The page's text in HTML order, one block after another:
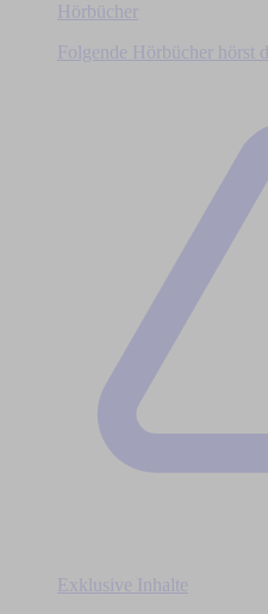
Hörbücher
Folgende Hörbücher hörst
Exklusive Inhalte